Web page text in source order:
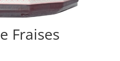
Fraises